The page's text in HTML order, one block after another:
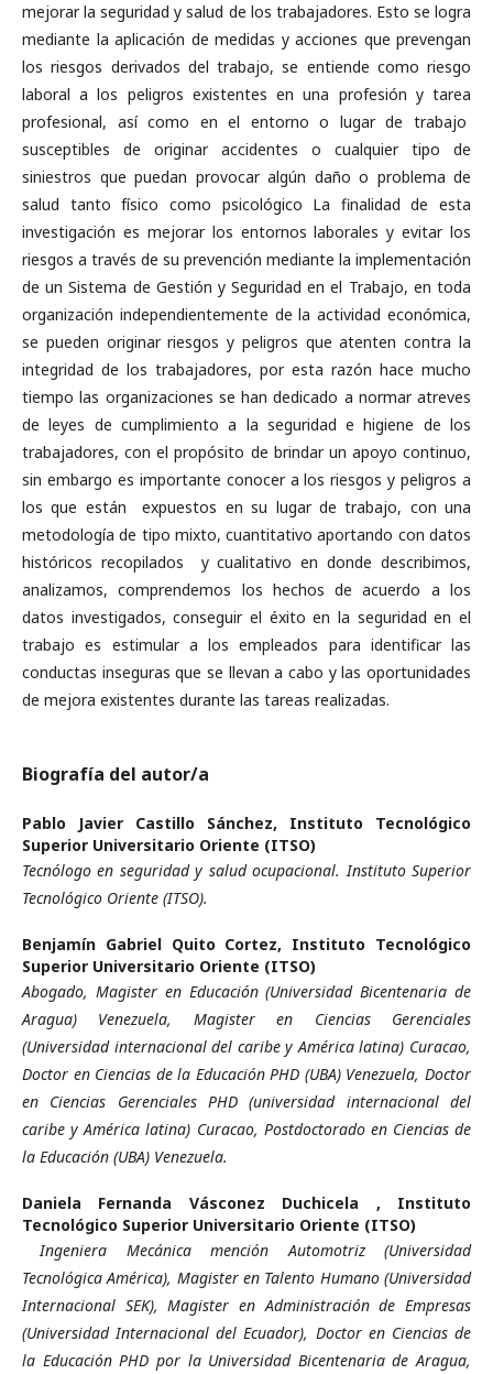
mejorar la seguridad y salud de los trabajadores. Esto se logra
mediante la aplicación de medidas y acciones que prevengan
los riesgos derivados del trabajo, se entiende como riesgo
laboral a los peligros existentes en una profesión y tarea
profesional, así como en el entorno o lugar de trabajo
susceptibles de originar accidentes o cualquier tipo de
siniestros que puedan provocar algún daño o problema de
salud tanto físico como psicológico La finalidad de esta
investigación es mejorar los entornos laborales y evitar los
riesgos a través de su prevención mediante la implementación
de un Sistema de Gestión y Seguridad en el Trabajo, en toda
organización independientemente de la actividad económica,
se pueden originar riesgos y peligros que atenten contra la
integridad de los trabajadores, por esta razón hace mucho
tiempo las organizaciones se han dedicado a normar atreves
de leyes de cumplimiento a la seguridad e higiene de los
trabajadores, con el propósito de brindar un apoyo continuo,
sin embargo es importante conocer a los riesgos y peligros a
los que están expuestos en su lugar de trabajo, con una
metodología de tipo mixto, cuantitativo aportando con datos
históricos recopilados y cualitativo en donde describimos,
analizamos, comprendemos los hechos de acuerdo a los
datos investigados, conseguir el éxito en la seguridad en el
trabajo es estimular a los empleados para identificar las
conductas inseguras que se llevan a cabo y las oportunidades
de mejora existentes durante las tareas realizadas.
Biografía del autor/a
Pablo Javier Castillo Sánchez, Instituto Tecnológico
Superior Universitario Oriente (ITSO)
Tecnólogo en seguridad y salud ocupacional. Instituto Superior
Tecnológico Oriente (ITSO).
Benjamín Gabriel Quito Cortez, Instituto Tecnológico
Superior Universitario Oriente (ITSO)
Abogado, Magister en Educación (Universidad Bicentenaria de
Aragua) Venezuela, Magister en Ciencias Gerenciales
(Universidad internacional del caribe y América latina) Curacao,
Doctor en Ciencias de la Educación PHD (UBA) Venezuela, Doctor
en Ciencias Gerenciales PHD (universidad internacional del
caribe y América latina) Curacao, Postdoctorado en Ciencias de
la Educación (UBA) Venezuela.
Daniela Fernanda Vásconez Duchicela , Instituto
Tecnológico Superior Universitario Oriente (ITSO)
Ingeniera Mecánica mención Automotriz (Universidad
Tecnológica América), Magister en Talento Humano (Universidad
Internacional SEK), Magister en Administración de Empresas
(Universidad Internacional del Ecuador), Doctor en Ciencias de
la Educación PHD por la Universidad Bicentenaria de Aragua,